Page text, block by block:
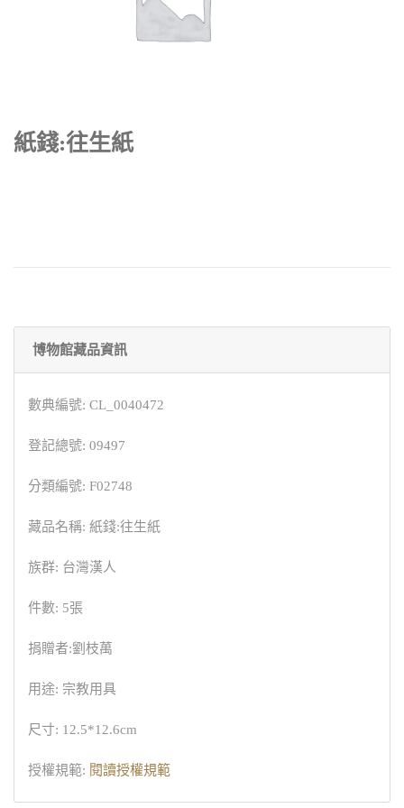
紙錢:往生紙
博物館藏品資訊
數典編號: CL_0040472
登記總號: 09497
分類編號: F02748
藏品名稱: 紙錢:往生紙
族群: 台灣漢人
件數: 5張
捐贈者:劉枝萬
用途: 宗教用具
尺寸: 12.5*12.6cm
授權規範: 閱讀授權規範